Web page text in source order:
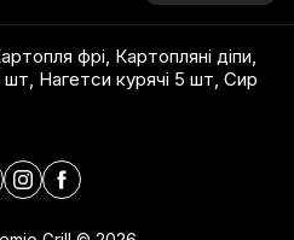
фрі, Картопляні діпи,
шт, Нагетси курячі 5 шт, Сир